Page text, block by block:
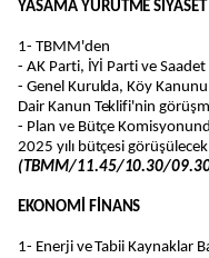
YASAMA YÜRÜTME SİYASET
1- TBMM'den
- AK Parti, İYİ Parti ve
- Genel Kurulda, Köy Kanunu
Dair Kanun Teklifi'nin
- Plan ve Bütçe
2025 yılı bütçesi
(TBMM/11.45/10.30/
EKONOMİ FİNANS
1- Enerji ve Tabii Kaynaklar